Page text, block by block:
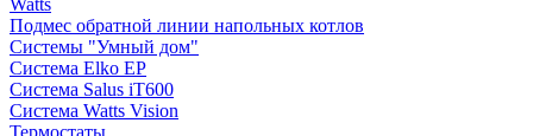
Подмес обратной линии напольных котлов
Системы "Умный дом"
Система Elko EP
Система Salus iT600
Система Watts Vision
Термостаты